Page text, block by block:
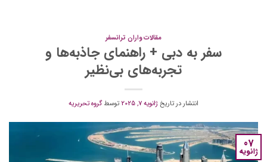
مقالات واران ترانسفر
سفر به دبی + راهنمای جاذبه‌ها و
تجربه‌های بی‌نظیر
انتشار در تاریخژانویه 7, 2025 توسطگروه تحریریه
07
ژانویه